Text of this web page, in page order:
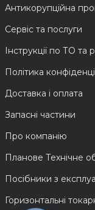
Антикорупційна
Сервіс та послуги
Інструкції по ТО та
Політика
Доставка і оплата
Запасні частини
Про компанію
Планове Технічне
Посібники з
Горизонтальні